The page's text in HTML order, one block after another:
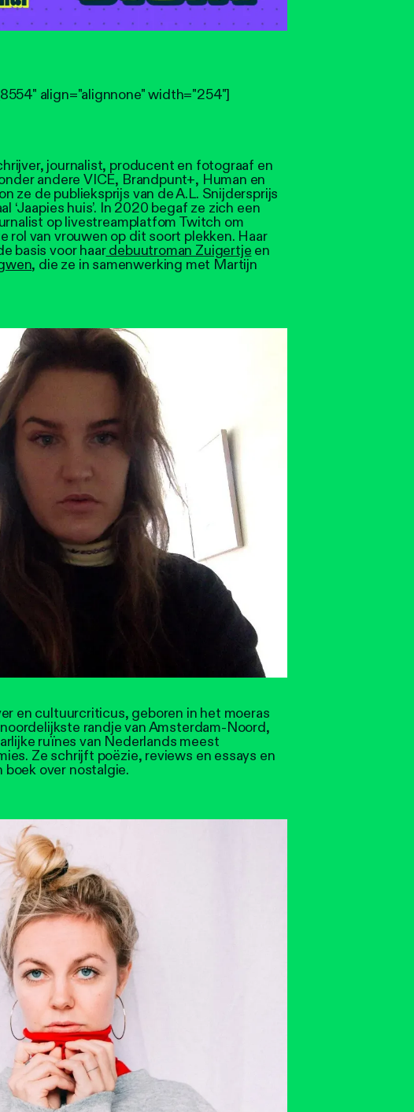
align="alignnone" width="254"]
journalist, producent en fotograaf en
andere VICE, Brandpunt+, Human en
ze de publieksprijs van de A.L. Snijdersprijs
‘Jaapies huis’. In 2020 begaf ze zich een
op livestreamplatfom Twitch om
rol van vrouwen op dit soort plekken. Haar
basis voor haardebuutroman Zuigertje en
, die ze in samenwerking met Martijn
en cultuurcriticus, geboren in het moeras
randje van Amsterdam-Noord,
ruïnes van Nederlands meest
Ze schrijft poëzie, reviews en essays en
over nostalgie.